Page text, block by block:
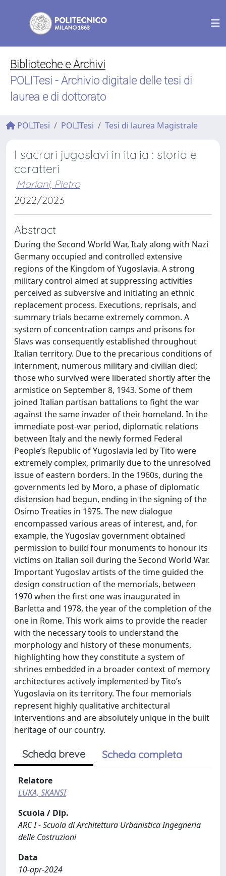
Biblioteche e Archivi
POLITesi - Archivio digitale delle tesi di
laurea e di dottorato
POLITesi POLITesi Tesi di laurea Magistrale
I sacrari jugoslavi in italia : storia e
caratteri
Mariani, Pietro
2022/2023
Abstract
During the Second World War, Italy along with Nazi
Germany occupied and controlled extensive
regions of the Kingdom of Yugoslavia. A strong
military control aimed at suppressing activities
perceived as subversive and initiating an ethnic
replacement process. Executions, reprisals, and
summary trials became extremely common. A
system of concentration camps and prisons for
Slavs was consequently established throughout
Italian territory. Due to the precarious conditions of
internment, numerous military and civilian died;
those who survived were liberated shortly after the
armistice on September 8, 1943. Some of them
joined Italian partisan battalions to fight the war
against the same invader of their homeland. In the
immediate post-war period, diplomatic relations
between Italy and the newly formed Federal
People’s Republic of Yugoslavia led by Tito were
extremely complex, primarily due to the unresolved
issue of eastern borders. In the 1960s, during the
governments led by Moro, a phase of diplomatic
distension had begun, ending in the signing of the
Osimo Treaties in 1975. The new dialogue
encompassed various areas of interest, and, for
example, the Yugoslav government obtained
permission to build four monuments to honour its
victims on Italian soil during the Second World War.
Important Yugoslav artists of the time guided the
design construction of the memorials, between
1970 when the first one was inaugurated in
Barletta and 1978, the year of the completion of the
one in Rome. This work aims to provide the reader
with the necessary tools to understand the
morphology and history of these monuments,
highlighting how they constitute a system of
shrines embedded in a broader context of memory
architectures actively implemented by Tito’s
Yugoslavia on its territory. The four memorials
represent highly qualitative architectural
interventions and are absolutely unique in the built
heritage of our country.
Scheda breve Scheda completa
Relatore
LUKA, SKANSI
Scuola / Dip.
ARC I - Scuola di Architettura Urbanistica Ingegneria
delle Costruzioni
Data
10-apr-2024